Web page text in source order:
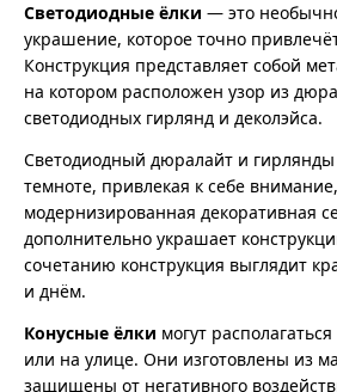
Светодиодные ёлки — это
украшение, которое точно
Конструкция представляет собой
на котором расположен узор из
светодиодных гирлянд и деколэйса.
Светодиодный дюралайт и гирлянды
темноте, привлекая к себе
модернизированная декоративная
дополнительно украшает
сочетанию конструкция выглядит
и днём.
Конусные ёлки могут
или на улице. Они изготовлены из
защищены от негативного